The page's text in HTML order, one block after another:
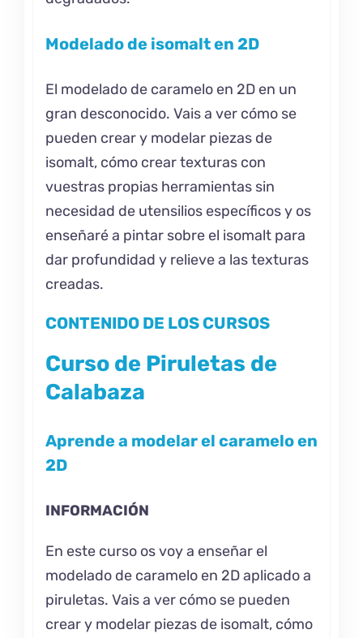
Modelado de isomalt en 2D
El modelado de caramelo en 2D en un
gran desconocido. Vais a ver cómo se
pueden crear y modelar piezas de
isomalt, cómo crear texturas con
vuestras propias herramientas sin
necesidad de utensilios específicos y os
enseñaré a pintar sobre el isomalt para
dar profundidad y relieve a las texturas
creadas.
CONTENIDO DE LOS CURSOS
Curso de Piruletas de
Calabaza
Aprende a modelar el caramelo en
2D
INFORMACIÓN
En este curso os voy a enseñar el
modelado de caramelo en 2D aplicado a
piruletas. Vais a ver cómo se pueden
crear y modelar piezas de isomalt, cómo